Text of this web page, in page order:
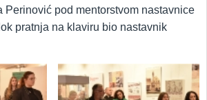
Perinović pod mentorstvom nastavnice
pratnja na klaviru bio nastavnik